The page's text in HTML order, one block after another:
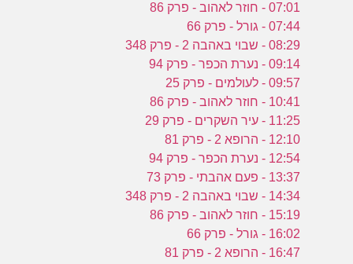
07:01 - חוזר לאהוב - פרק 86
07:44 - גורל - פרק 66
08:29 - שבוי באהבה 2 - פרק 348
09:14 - נערת הכפר - פרק 94
09:57 - לעולמים - פרק 25
10:41 - חוזר לאהוב - פרק 86
11:25 - עיר השקרים - פרק 29
12:10 - הרופא 2 - פרק 81
12:54 - נערת הכפר - פרק 94
13:37 - פעם אהבתי - פרק 73
14:34 - שבוי באהבה 2 - פרק 348
15:19 - חוזר לאהוב - פרק 86
16:02 - גורל - פרק 66
16:47 - הרופא 2 - פרק 81